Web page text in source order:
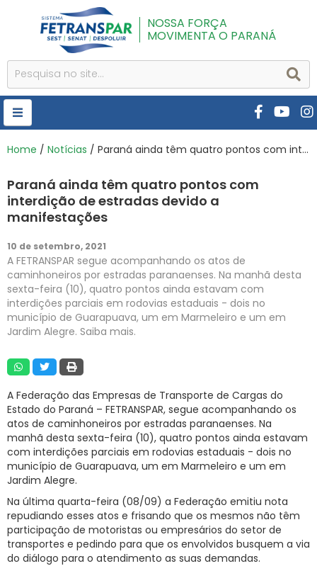
NOSSA FORÇA
MOVIMENTA O PARANÁ
HOME
PUBLICAÇÕES
CURSOS E EVENTOS
SEST SENAT
DESPOLUIR
AR INSTITUTO
RNTRC
CONTATO
Home / Notícias / Paraná ainda têm quatro pontos com interdição de estradas devido a manifestações
Paraná ainda têm quatro pontos com
interdição de estradas devido a
manifestações
10 de setembro, 2021
A FETRANSPAR segue acompanhando os atos de
caminhoneiros por estradas paranaenses. Na manhã desta
sexta-feira (10), quatro pontos ainda estavam com
interdições parciais em rodovias estaduais - dois no
município de Guarapuava, um em Marmeleiro e um em
Jardim Alegre. Saiba mais.
A Federação das Empresas de Transporte de Cargas do
Estado do Paraná – FETRANSPAR, segue acompanhando os
atos de caminhoneiros por estradas paranaenses. Na
manhã desta sexta-feira (10), quatro pontos ainda estavam
com interdições parciais em rodovias estaduais - dois no
município de Guarapuava, um em Marmeleiro e um em
Jardim Alegre.
Na última quarta-feira (08/09) a Federação emitiu nota
repudiando esses atos e frisando que os mesmos não têm
participação de motoristas ou empresários do setor de
transportes e pedindo para que os envolvidos busquem a via
do diálogo para o atendimento as suas demandas.